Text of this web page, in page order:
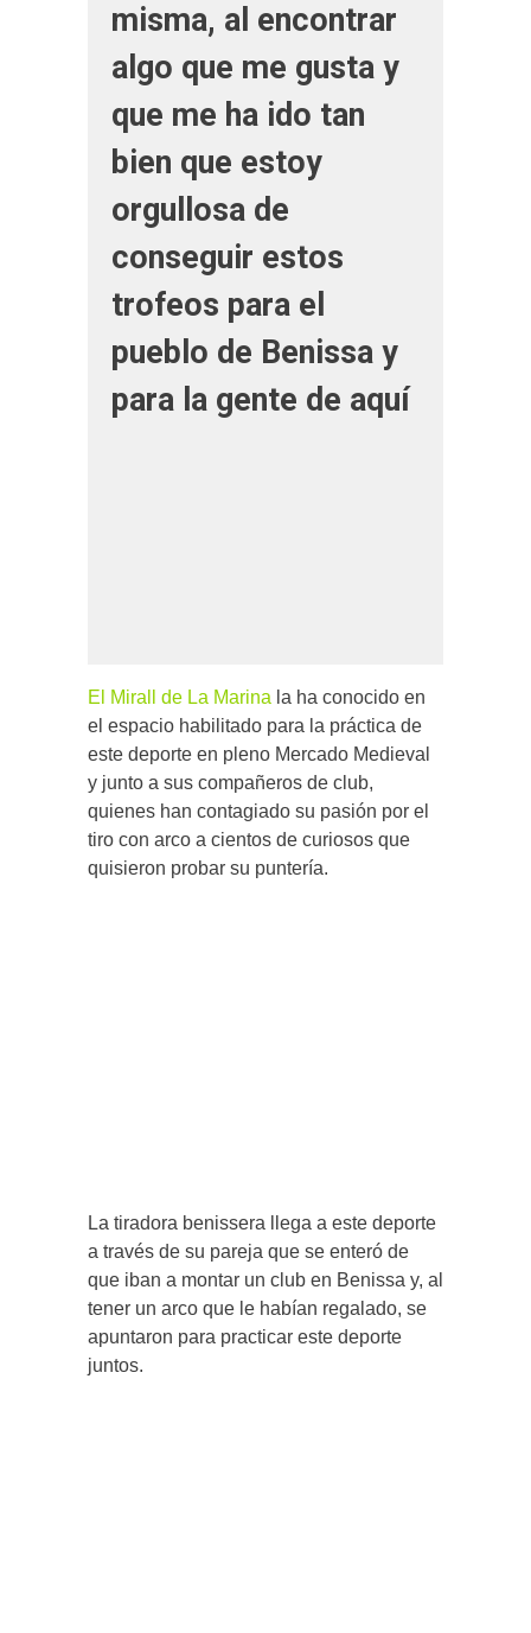
misma, al encontrar
algo que me gusta y
que me ha ido tan
bien que estoy
orgullosa de
conseguir estos
trofeos para el
pueblo de Benissa y
para la gente de aquí
El Mirall de La Marina la ha conocido en
el espacio habilitado para la práctica de
este deporte en pleno Mercado Medieval
y junto a sus compañeros de club,
quienes han contagiado su pasión por el
tiro con arco a cientos de curiosos que
quisieron probar su puntería.
La tiradora benissera llega a este deporte
a través de su pareja que se enteró de
que iban a montar un club en Benissa y, al
tener un arco que le habían regalado, se
apuntaron para practicar este deporte
juntos.